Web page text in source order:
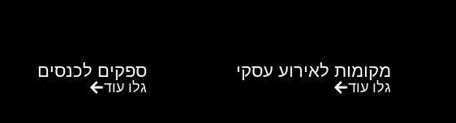
מקומות לאירוע עסקי
גלו עוד
ספקים לכנסים
גלו עוד